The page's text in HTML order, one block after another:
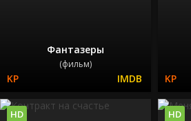
Фантазеры
(фильм)
HD HD